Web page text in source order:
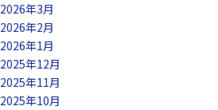
2026年3月
2026年2月
2026年1月
2025年12月
2025年11月
2025年10月